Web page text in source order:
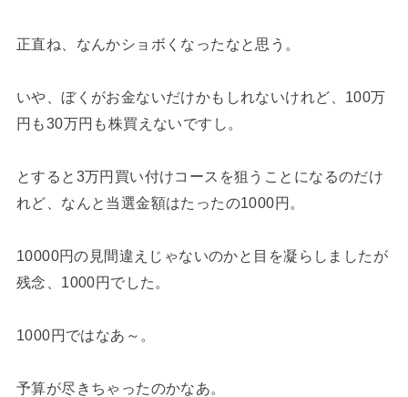
正直ね、なんかショボくなったなと思う。
いや、ぼくがお金ないだけかもしれないけれど、100万
円も30万円も株買えないですし。
とすると3万円買い付けコースを狙うことになるのだけ
れど、なんと当選金額はたったの1000円。
10000円の見間違えじゃないのかと目を凝らしましたが
残念、1000円でした。
1000円ではなあ～。
予算が尽きちゃったのかなあ。